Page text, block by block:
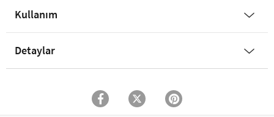
Kullanım
Detaylar